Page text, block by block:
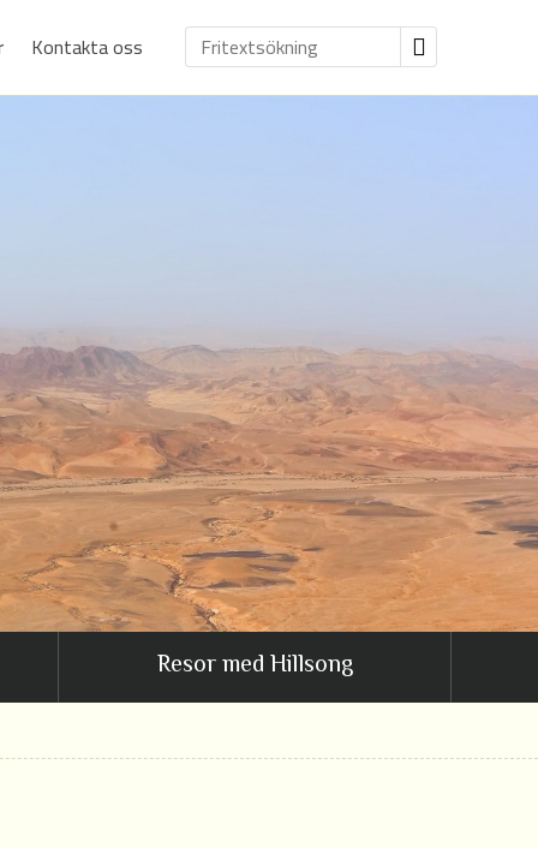
Kontakta oss
Resor med Hillsong